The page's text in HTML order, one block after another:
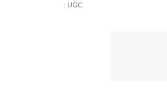
: UGC